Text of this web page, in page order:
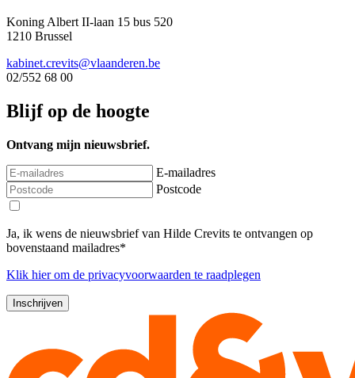
Koning Albert II-laan 15 bus 520
1210 Brussel
kabinet.crevits@vlaanderen.be
02/552 68 00
Blijf op de hoogte
Ontvang mijn nieuwsbrief.
E-mailadres
Postcode
Ja, ik wens de nieuwsbrief van Hilde Crevits te ontvangen op
bovenstaand mailadres*
Klik hierom de privacyvoorwaarden te raadplegen